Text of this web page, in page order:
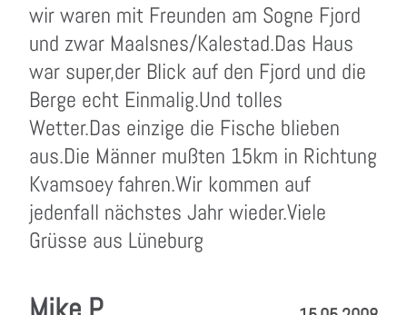
wir waren mit Freunden am Sogne Fjord
und zwar Maalsnes/Kalestad.Das Haus
war super,der Blick auf den Fjord und die
Berge echt Einmalig.Und tolles
Wetter.Das einzige die Fische blieben
aus.Die Männer mußten 15km in Richtung
Kvamsoey fahren.Wir kommen auf
jedenfall nächstes Jahr wieder.Viele
Grüsse aus Lüneburg